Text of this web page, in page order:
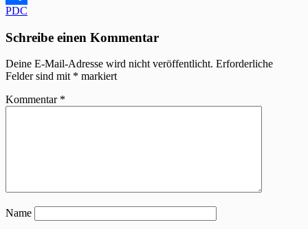
Teilen
Beitragsnavigation
PDC
Schreibe einen Kommentar
Deine E-Mail-Adresse wird nicht veröffentlicht. Erforderliche
Felder sind mit * markiert
Kommentar *
Name